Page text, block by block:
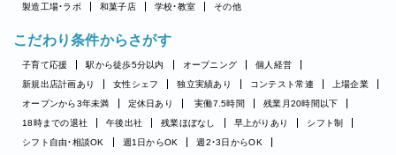
製造工場・ラボ
和菓子店 学校・教室 その他
こだわり条件からさがす
子育て応援 駅から徒歩5分以内 オープニング
個人経営
新規出店計画あり
女性シェフ 独立実績あり コンテスト常連
上場企業
オープンから3年未満
定休日あり 実働7.5時間
残業月20時間以下
18時までの退社
午後出社 残業ほぼなし 早上がりあり
シフト制
シフト自由・相談OK
週1日からOK
週2・3日からOK